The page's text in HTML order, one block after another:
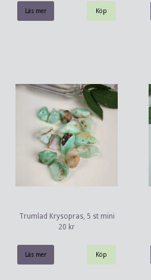
Läs mer
Trumlad Krysopras, 5 st mini
20 kr
Läs mer